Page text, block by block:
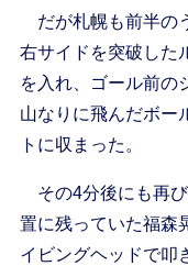
だが札幌も前半の
右サイドを突破した
を入れ、ゴール前の
山なりに飛んだボー
トに収まった。
その4分後にも再
置に残っていた福森
イビングヘッドで叩